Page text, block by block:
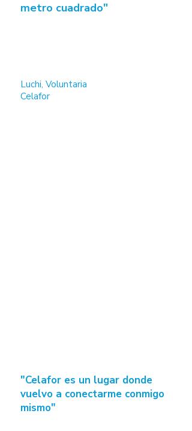
metro cuadrado"
Luchi, Voluntaria
Celafor
"Celafor es un lugar donde
vuelvo a conectarme conmigo
mismo"